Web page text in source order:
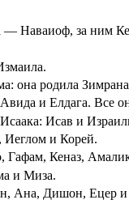
— Наваиоф, за ним
она родила
и Елдага. Все
Исав и
Иеглом и Корей.
Кеназ,
и Миза.
Ана, Дишон, Ецер